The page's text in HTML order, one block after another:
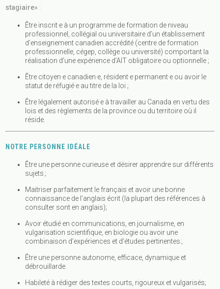
stagiaire» :
Être inscrit·e à un programme de formation de niveau
professionnel, collégial ou universitaire d’un établissement
d’enseignement canadien accrédité (centre de formation
professionnelle, cégep, collège ou université) comportant la
réalisation d’une expérience d’AIT obligatoire ou optionnelle ;
Être citoyen·e canadien·e, résident·e permanent·e ou avoir le
statut de réfugié·e au titre de la loi ;
Être légalement autorisé·e à travailler au Canada en vertu des
lois et des règlements de la province ou du territoire où il
réside.
NOTRE PERSONNE IDÉALE
Être une personne curieuse et désirer apprendre sur différents
sujets ;
Maitriser parfaitement le français et avoir une bonne
connaissance de l’anglais écrit (la plupart des références à
consulter sont en anglais);
Avoir étudié en communications, en journalisme, en
vulgarisation scientifique, en biologie ou avoir une
combinaison d’expériences et d’études pertinentes ;
Être une personne autonome, efficace, dynamique et
débrouillarde.
Habileté à rédiger des textes courts, rigoureux et vulgarisés;